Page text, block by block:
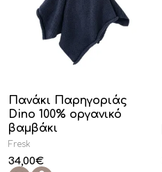
Πανάκι Παρηγοριάς
Dino 100% οργανικό
βαμβάκι
Fresk
34,00€